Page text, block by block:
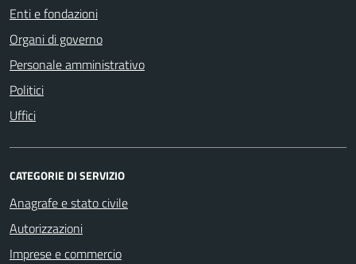
Enti e fondazioni
Organi di governo
Personale amministrativo
Politici
Uffici
CATEGORIE DI SERVIZIO
Anagrafe e stato civile
Autorizzazioni
Imprese e commercio